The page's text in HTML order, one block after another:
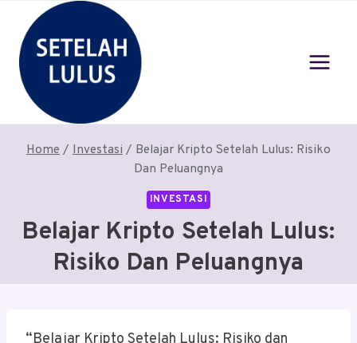
content
Home / Investasi / Belajar Kripto Setelah Lulus: Risiko
Dan Peluangnya
INVESTASI
Belajar Kripto Setelah Lulus:
Risiko Dan Peluangnya
“Belajar Kripto Setelah Lulus: Risiko dan